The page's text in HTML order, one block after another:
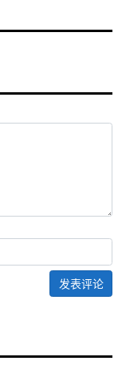
发表评论